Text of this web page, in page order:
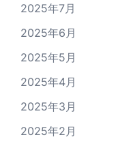
2025年7月
2025年6月
2025年5月
2025年4月
2025年3月
2025年2月